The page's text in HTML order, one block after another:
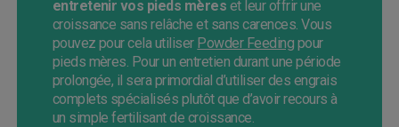
entretenir vos pieds mères et leur offrir une
croissance sans relâche et sans carences. Vous
pouvez pour cela utiliser Powder Feeding pour
pieds mères. Pour un entretien durant une période
prolongée, il sera primordial d’utiliser des engrais
complets spécialisés plutôt que d’avoir recours à
un simple fertilisant de croissance.